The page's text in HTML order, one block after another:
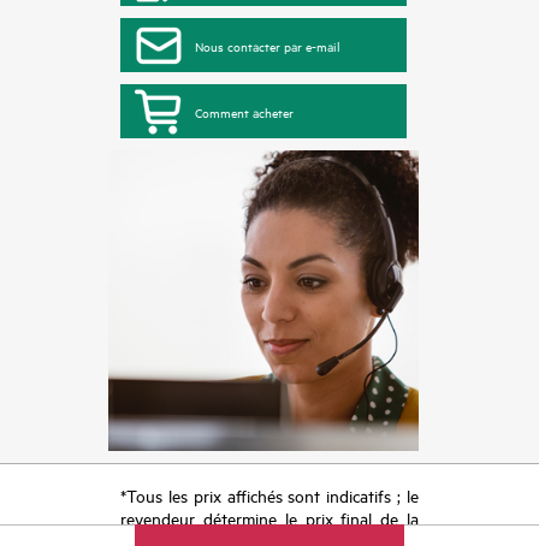
Nous contacter par e-mail
Comment acheter
*Tous les prix affichés sont indicatifs ; le
revendeur détermine le prix final de la